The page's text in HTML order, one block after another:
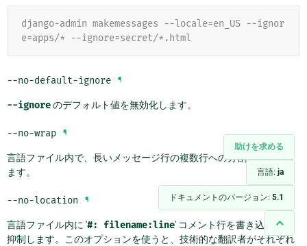
助けを求める
言語: ja
ドキュメントのバージョン: 5.1
django-admin makemessages --locale=en_US --ignor
e=apps/* --ignore=secret/*.html
--no-default-ignore ¶
--ignoreのデフォルト値を無効化します。
--no-wrap ¶
言語ファイル内で、長いメッセージ行の複数行への分割を無効化し
ます。
--no-location ¶
言語ファイル内に '#: filename:line' コメント行を書き込むのを
抑制します。このオプションを使うと、技術的な翻訳者がそれぞれ